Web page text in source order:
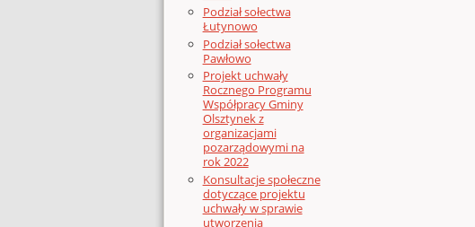
Podział sołectwa
Łutynowo
Podział sołectwa
Pawłowo
Projekt uchwały
Rocznego Programu
Współpracy Gminy
Olsztynek z
organizacjami
pozarządowymi na
rok 2022
Konsultacje społeczne
dotyczące projektu
uchwały w sprawie
utworzenia